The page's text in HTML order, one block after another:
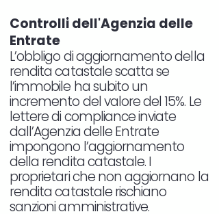
Controlli dell'Agenzia delle
Entrate
L’obbligo di aggiornamento della
rendita catastale scatta se
l’immobile ha subito un
incremento del valore del 15%. Le
lettere di compliance inviate
dall’Agenzia delle Entrate
impongono l’aggiornamento
della rendita catastale. I
proprietari che non aggiornano la
rendita catastale rischiano
sanzioni amministrative.